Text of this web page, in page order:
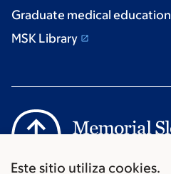
Este sitio utiliza cookies.
Graduate medical education
MSK Library